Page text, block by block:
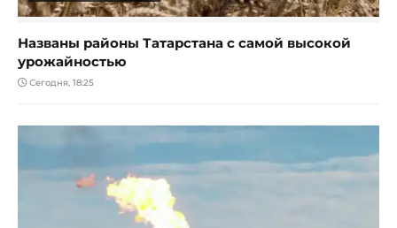
Названы районы Татарстана с самой высокой
урожайностью
Сегодня, 18:25